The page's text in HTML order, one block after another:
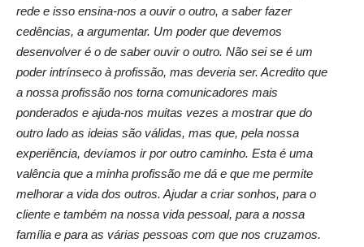
rede e isso ensina-nos a ouvir o outro, a saber fazer
cedências, a argumentar. Um poder que devemos
desenvolver é o de saber ouvir o outro. Não sei se é um
poder intrínseco à profissão, mas deveria ser. Acredito que
a nossa profissão nos torna comunicadores mais
ponderados e ajuda-nos muitas vezes a mostrar que do
outro lado as ideias são válidas, mas que, pela nossa
experiência, devíamos ir por outro caminho. Esta é uma
valência que a minha profissão me dá e que me permite
melhorar a vida dos outros. Ajudar a criar sonhos, para o
cliente e também na nossa vida pessoal, para a nossa
família e para as várias pessoas com que nos cruzamos.